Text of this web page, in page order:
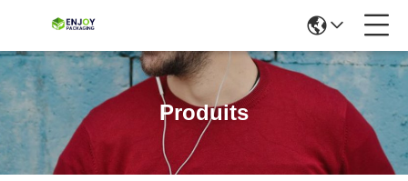
Produits